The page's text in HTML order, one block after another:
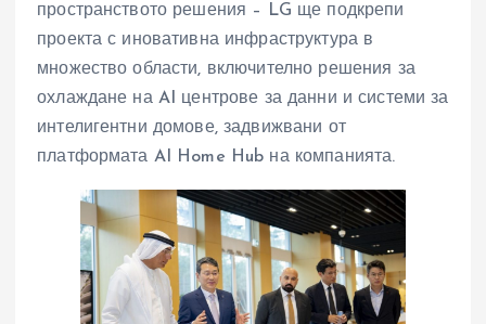
пространството решения – LG ще подкрепи
проекта с иновативна инфраструктура в
множество области, включително решения за
охлаждане на AI центрове за данни и системи за
интелигентни домове, задвижвани от
платформата AI Home Hub на компанията.